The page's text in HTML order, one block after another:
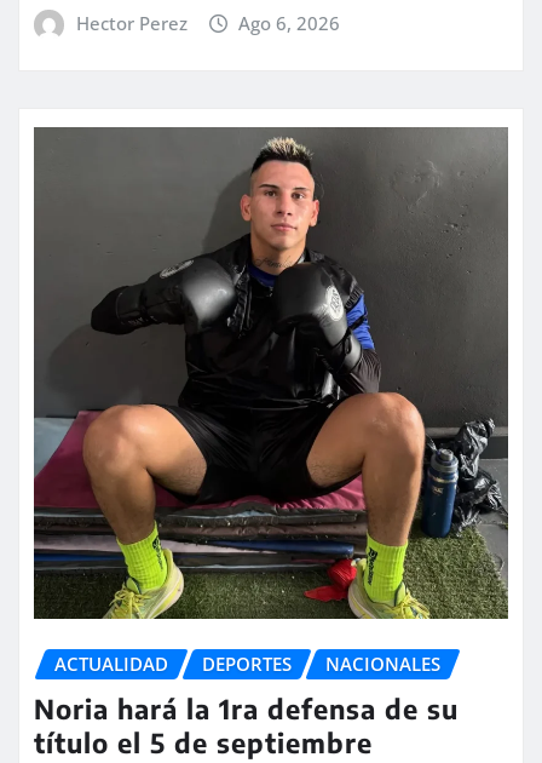
Hector Perez Ago 6, 2026
ACTUALIDAD DEPORTES NACIONALES
Noria hará la 1ra defensa de su
título el 5 de septiembre